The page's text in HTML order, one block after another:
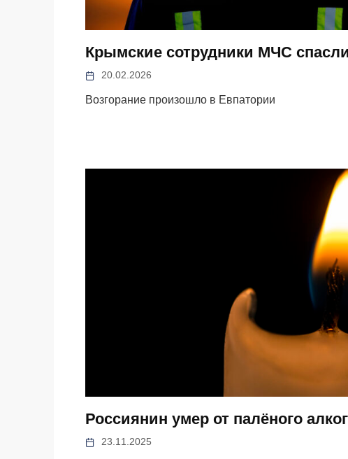
Крымские сотрудники МЧС
20.02.2026
Возгорание произошло в Евпатории
Россиянин умер от палёного
23.11.2025